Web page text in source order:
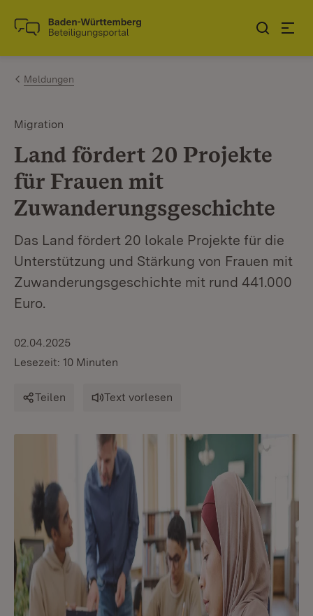
Zum Inhalt springen
Link zur Startseite
Meldungen
Migration
Land fördert 20 Projekte
für Frauen mit
Zuwanderungsgeschichte
Das Land fördert 20 lokale Projekte für die
Unterstützung und Stärkung von Frauen mit
Zuwanderungsgeschichte mit rund 441.000
Euro.
02.04.2025
Lesezeit: 10 Minuten
Teilen Text vorlesen